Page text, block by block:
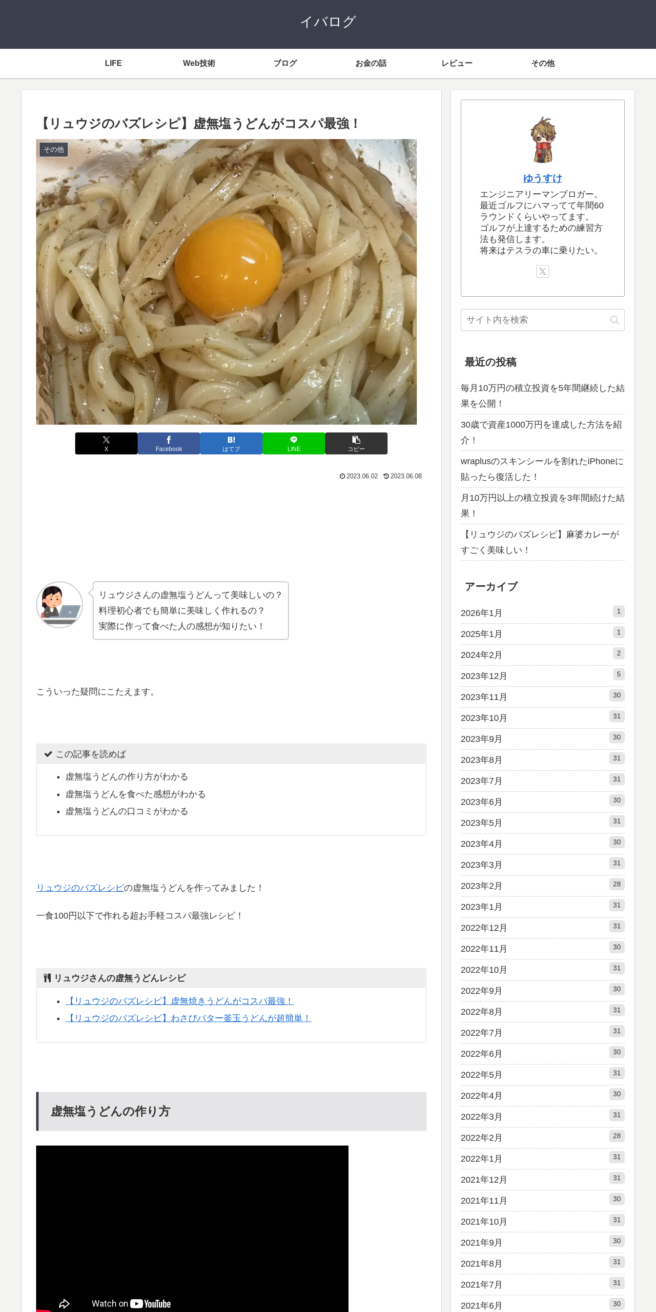
イバログ
LIFE Web技術 ブログ お金の話 レビュー その他
【リュウジのバズレシピ】虚無塩うどんがコスパ最強！
その他
X Facebook はてブ LINE コピー
2023.06.02 2023.06.08
リュウジさんの虚無塩うどんって美味しいの？
料理初心者でも簡単に美味しく作れるの？
実際に作って食べた人の感想が知りたい！
こういった疑問にこたえます。
この記事を読めば
虚無塩うどんの作り方がわかる
虚無塩うどんを食べた感想がわかる
虚無塩うどんの口コミがわかる
リュウジのバズレシピの虚無塩うどんを作ってみました！
一食100円以下で作れる超お手軽コスパ最強レシピ！
リュウジさんの虚無うどんレシピ
【リュウジのバズレシピ】虚無焼きうどんがコスパ最強！
【リュウジのバズレシピ】わさびバター釜玉うどんが超簡単！
虚無塩うどんの作り方
ゆうすけ
エンジニアリーマンブロガー。
最近ゴルフにハマってて年間60
ラウンドくらいやってます。
ゴルフが上達するための練習方
法も発信します。
将来はテスラの車に乗りたい。
最近の投稿
毎月10万円の積立投資を5年間継続した結
果を公開！
30歳で資産1000万円を達成した方法を紹
介！
wraplusのスキンシールを割れたiPhoneに
貼ったら復活した！
月10万円以上の積立投資を3年間続けた結
果！
【リュウジのバズレシピ】麻婆カレーが
すごく美味しい！
アーカイブ
2026年1月 1
2025年1月 1
2024年2月 2
2023年12月 5
2023年11月 30
2023年10月 31
2023年9月 30
2023年8月 31
2023年7月 31
2023年6月 30
2023年5月 31
2023年4月 30
2023年3月 31
2023年2月 28
2023年1月 31
2022年12月 31
2022年11月 30
2022年10月 31
2022年9月 30
2022年8月 31
2022年7月 31
2022年6月 30
2022年5月 31
2022年4月 30
2022年3月 31
2022年2月 28
2022年1月 31
2021年12月 31
2021年11月 30
2021年10月 31
2021年9月 30
2021年8月 31
2021年7月 31
2021年6月 30